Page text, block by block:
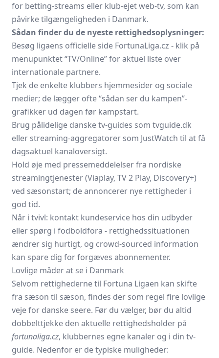
for betting-streams eller klub-ejet web-tv, som kan
påvirke tilgængeligheden i Danmark.
Sådan finder du de nyeste rettighedsoplysninger:
Besøg ligaens officielle side FortunaLiga.cz - klik på
menupunktet “TV/Online” for aktuel liste over
internationale partnere.
Tjek de enkelte klubbers hjemmesider og sociale
medier; de lægger ofte “sådan ser du kampen”-
grafikker ud dagen før kampstart.
Brug pålidelige danske tv-guides som tvguide.dk
eller streaming-aggregatorer som JustWatch til at få
dagsaktuel kanaloversigt.
Hold øje med pressemeddelelser fra nordiske
streamingtjenester (Viaplay, TV 2 Play, Discovery+)
ved sæsonstart; de annoncerer nye rettigheder i
god tid.
Når i tvivl: kontakt kundeservice hos din udbyder
eller spørg i fodboldfora - rettighedssituationen
ændrer sig hurtigt, og crowd-sourced information
kan spare dig for forgæves abonnementer.
Lovlige måder at se i Danmark
Selvom rettighederne til Fortuna Ligaen kan skifte
fra sæson til sæson, findes der som regel fire lovlige
veje for danske seere. Før du vælger, bør du altid
dobbelttjekke den aktuelle rettigheds­holder på
fortunaliga.cz, klubbernes egne kanaler og i din tv-
guide. Nedenfor er de typiske muligheder: